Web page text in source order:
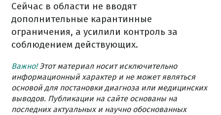
Сейчас в области не вводят
дополнительные карантинные
ограничения, а усилили контроль за
соблюдением действующих.
Важно!Этот материал носит исключительно
информационный характер и не может являться
основой для постановки диагноза или медицинских
выводов. Публикации на сайте основаны на
последних актуальных и научно обоснованных